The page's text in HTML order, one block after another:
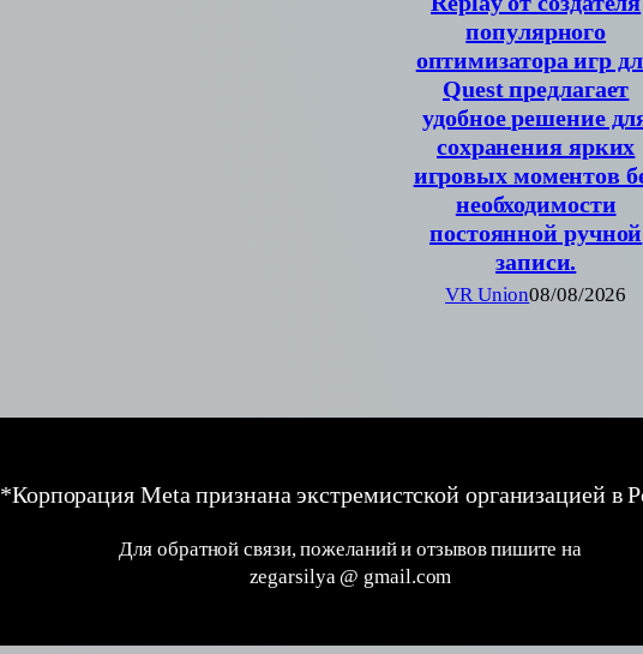
популярного
оптимизатора игр
Quest предлагает
удобное решение
сохранения ярких
игровых моментов
необходимости
постоянной ручной
записи.
VR Union08/08/2026
*Корпорация Meta признана экстремистской организацией в
Для обратной связи, пожеланий и отзывов пишите на
zegarsilya @ gmail.com